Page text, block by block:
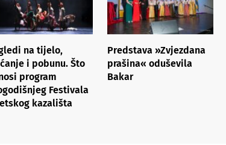
na tijelo,
i pobunu. Što
program
Festivala
kazališta
Predstava »Zvjezdana
prašina« oduševila
Bakar